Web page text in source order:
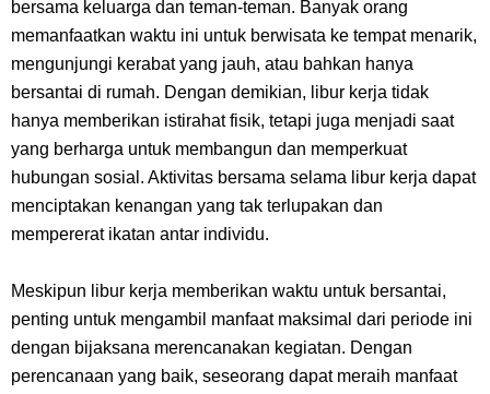
Milik Loki
Profil Slamet Rahardjo, Aktor Dengan Peran Penting Dalam Perfilman
Indonesia
Resep Roti Panggang, Sangat Mudah Untuk Menjadi Cemilan
Arti Bendera Seychelles, Negara Kepulauan Yang Terletak Di
Samudra Hindia
bersama keluarga dan teman-teman. Banyak orang
memanfaatkan waktu ini untuk berwisata ke tempat menarik,
mengunjungi kerabat yang jauh, atau bahkan hanya
bersantai di rumah. Dengan demikian, libur kerja tidak
hanya memberikan istirahat fisik, tetapi juga menjadi saat
yang berharga untuk membangun dan memperkuat
hubungan sosial. Aktivitas bersama selama libur kerja dapat
menciptakan kenangan yang tak terlupakan dan
mempererat ikatan antar individu.
Meskipun libur kerja memberikan waktu untuk bersantai,
penting untuk mengambil manfaat maksimal dari periode ini
dengan bijaksana merencanakan kegiatan. Dengan
perencanaan yang baik, seseorang dapat meraih manfaat